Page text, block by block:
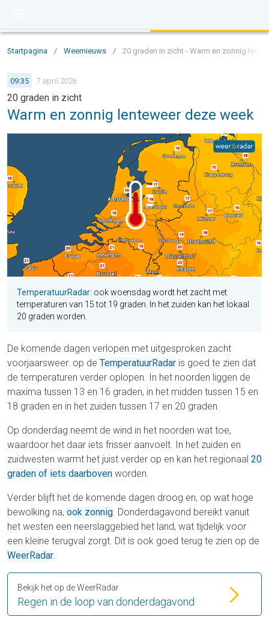
Startpagina / Weernieuws / 20 graden in zicht - Warm en zonnig
09:35 7 april 2026
20 graden in zicht
Warm en zonnig lenteweer deze week
TemperatuurRadar: ook woensdag wordt het zacht met
temperaturen van 15 tot 19 graden. In het zuiden kan het lokaal
20 graden worden.
De komende dagen verlopen met uitgesproken zacht
voorjaarsweer: op de TemperatuurRadar is goed te zien dat
de temperaturen verder oplopen. In het noorden liggen de
maxima tussen 13 en 16 graden, in het midden tussen 15 en
18 graden en in het zuiden tussen 17 en 20 graden.
Op donderdag neemt de wind in het noorden wat toe,
waardoor het daar iets frisser aanvoelt. In het zuiden en
zuidwesten warmt het juist verder op en kan het regionaal 20
graden of iets daarboven worden.
Verder blijft het de komende dagen droog en, op wat hoge
bewolking na, ook zonnig. Donderdagavond bereikt vanuit
het westen een neerslaggebied het land, wat tijdelijk voor
een kleine terugval zorgt. Dit is ook goed terug te zien op de
WeerRadar.
Regen in de loop van donderdagavond
Bekijk het op de WeerRadar